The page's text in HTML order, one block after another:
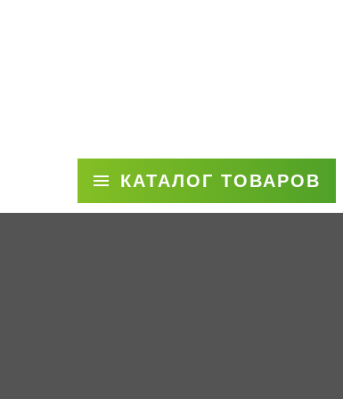
КАТАЛОГ ТОВАРОВ